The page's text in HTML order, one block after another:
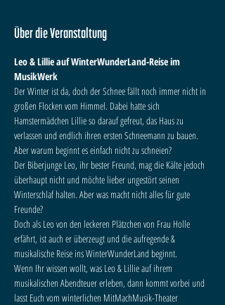
Über die Veranstaltung
Leo & Lillie auf WinterWunderLand-Reise im
MusikWerk
Der Winter ist da, doch der Schnee fällt noch immer nicht in
großen Flocken vom Himmel. Dabei hatte sich
Hamstermädchen Lillie so darauf gefreut, das Haus zu
verlassen und endlich ihren ersten Schneemann zu bauen.
Aber warum beginnt es einfach nicht zu schneien?
Der Biberjunge Leo, ihr bester Freund, mag die Kälte jedoch
überhaupt nicht und möchte lieber ungestört seinen
Winterschlaf halten. Aber was macht nicht alles für gute
Freunde?
Doch als Leo von den leckeren Plätzchen von Frau Holle
erfährt, ist auch er überzeugt und die aufregende &
musikalische Reise ins WinterWunderLand beginnt.
Wenn Ihr wissen wollt, was Leo & Lillie auf ihrem
musikalischen Abendteuer erleben, dann kommt vorbei und
lasst Euch vom winterlichen MitMachMusik-Theater